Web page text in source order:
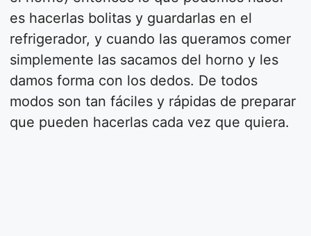
es hacerlas bolitas y guardarlas en el
refrigerador, y cuando las queramos comer
simplemente las sacamos del horno y les
damos forma con los dedos. De todos
modos son tan fáciles y rápidas de preparar
que pueden hacerlas cada vez que quiera.